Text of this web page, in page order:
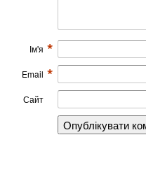
Ім'я *
Email *
Сайт